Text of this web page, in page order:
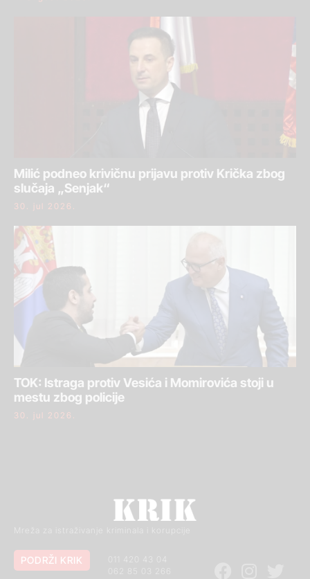
Milić podneo krivičnu prijavu protiv Krička zbog
slučaja „Senjak“
30. jul 2026.
TOK: Istraga protiv Vesića i Momirovića stoji u
mestu zbog policije
30. jul 2026.
Mreža za istraživanje kriminala i korupcije
011 420 43 04
PODRŽI KRIK